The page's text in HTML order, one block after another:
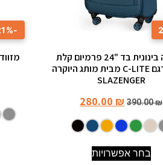
מזוודה בינונית בד "24 פרמיום קלת
משקל דגם C-LITE מבית מותג היוקרה
SLAZENGER
390.00₪
280.00 ₪
בחר אפשרויות
-21%